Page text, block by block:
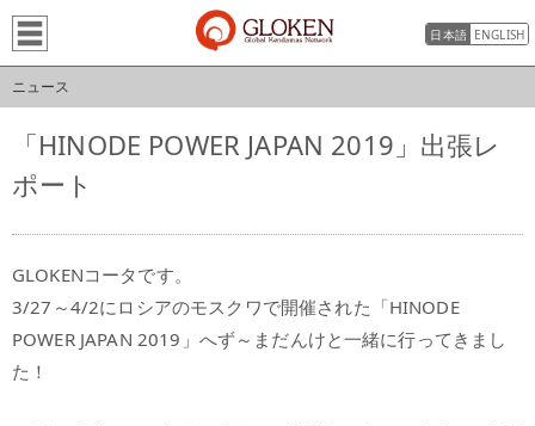
日本語 ENGLISH
ニュース
「HINODE POWER JAPAN 2019」出張レ
ポート
GLOKENコータです。
3/27～4/2にロシアのモスクワで開催された「HINODE
POWER JAPAN 2019」へず～まだんけと一緒に行ってきまし
た！